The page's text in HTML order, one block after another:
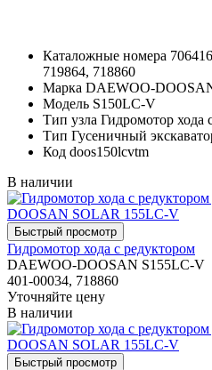
Каталожные номера
719864, 718860
Марка DAEWOO-
Модель S150LC-V
Тип узла Гидромотор хода
Тип Гусеничный
Код doos150lcvtm
В наличии
Гидромотор хода с редуктором
DAEWOO-DOOSAN S155LC-V
401-00034, 718860
Уточняйте цену
В наличии